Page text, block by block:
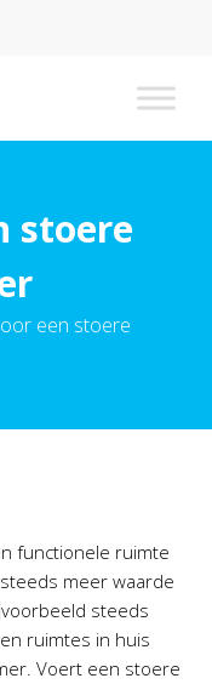
stoere
een stoere
functionele ruimte
meer waarde
steeds
ruimtes in huis
Voert een stoere